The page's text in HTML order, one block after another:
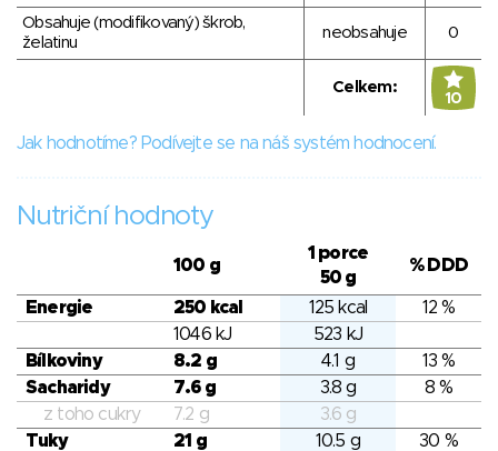
Obsahuje (modifikovaný) škrob,
želatinu
neobsahuje 0
Celkem:
10
Jak hodnotíme? Podívejte se na náš systém hodnocení.
Nutriční hodnoty
100 g
1 porce
50 g
% DDD
Energie 250 kcal 125 kcal
12 %
1046 kJ
523 kJ
Bílkoviny
8.2 g 4.1 g
13 %
Sacharidy
7.6 g 3.8 g
8 %
z toho cukry
7.2 g
3.6 g
Tuky
21 g 10.5 g
30 %